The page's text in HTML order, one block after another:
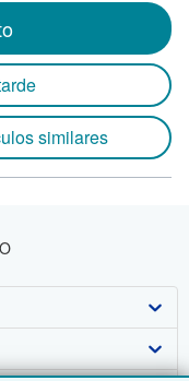
similares